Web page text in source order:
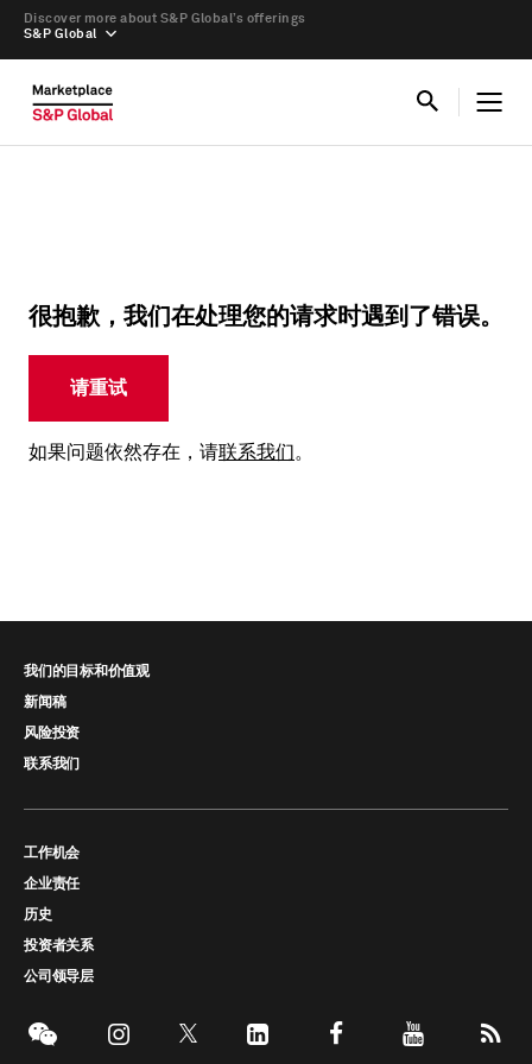
S&P Global
Discover more about S&P Global’s offerings
很抱歉，我们在处理您的请求时遇到了错误。
请重试
如果问题依然存在，请联系我们。
我们的目标和价值观
新闻稿
风险投资
联系我们
工作机会
企业责任
历史
投资者关系
公司领导层